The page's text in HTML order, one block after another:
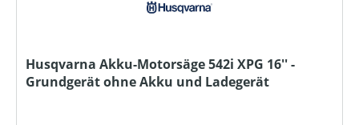
Husqvarna Akku-Motorsäge 542i XPG 16'' -
Grundgerät ohne Akku und Ladegerät